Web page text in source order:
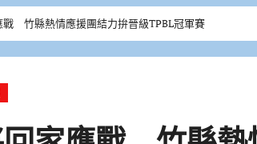
戰 竹縣熱情應援團結力拚晉級TPBL冠軍賽